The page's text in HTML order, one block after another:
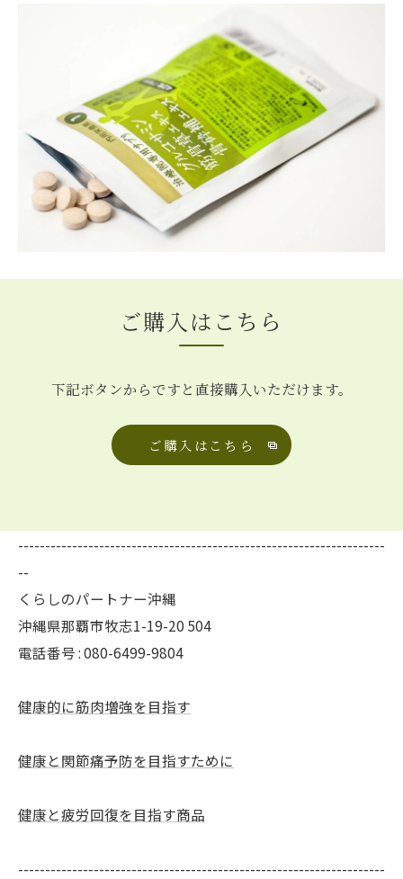
ご購入はこちら
下記ボタンからですと直接購入いただけます。
ご購入はこちら
--------------------------------------------------------------------
--
くらしのパートナー沖縄
沖縄県那覇市牧志1-19-20 504
電話番号 : 080-6499-9804
健康的に筋肉増強を目指す
健康と関節痛予防を目指すために
健康と疲労回復を目指す商品
--------------------------------------------------------------------